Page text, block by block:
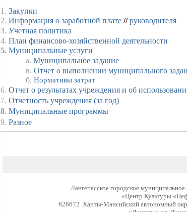
1. Закупки
2. Информация о заработной плате //руководителя
3. Учетная политика
4. План финансово-хозяйственной деятельности
5. Муниципальные услуги
а. Муниципальное задание
в. Отчет о выполнении муниципального
б. Нормативы затрат
6. Отчет о результатах учреждения и об
7. Отчетность учреждения (за год)
8. Муниципальные программы
9. Разное
Лангепасское городское
«Центр Культуры
628672 Ханты-Мансийский автономный